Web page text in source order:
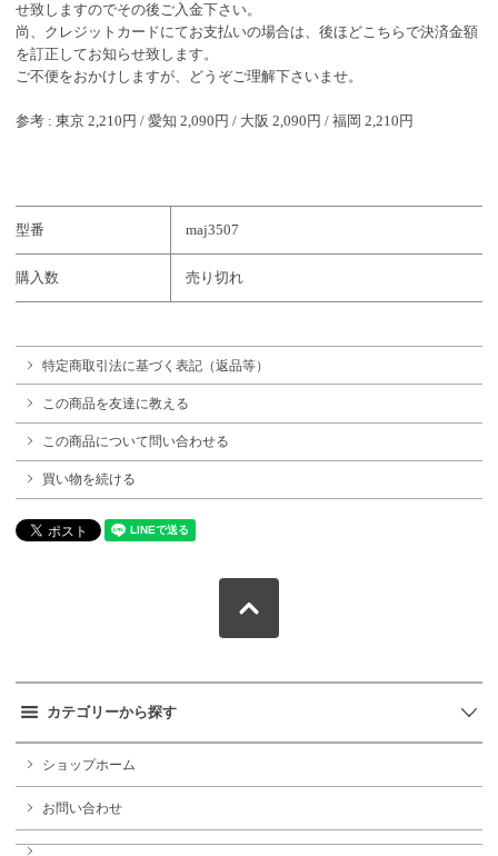
せ致しますのでその後ご入金下さい。
尚、クレジットカードにてお支払いの場合は、後ほどこちらで決済金額
を訂正してお知らせ致します。
ご不便をおかけしますが、どうぞご理解下さいませ。
参考 : 東京 2,210円 / 愛知 2,090円 / 大阪 2,090円 / 福岡 2,210円
型番 maj3507
購入数 売り切れ
特定商取引法に基づく表記（返品等）
この商品を友達に教える
この商品について問い合わせる
買い物を続ける
カテゴリーから探す
ショップホーム
お問い合わせ